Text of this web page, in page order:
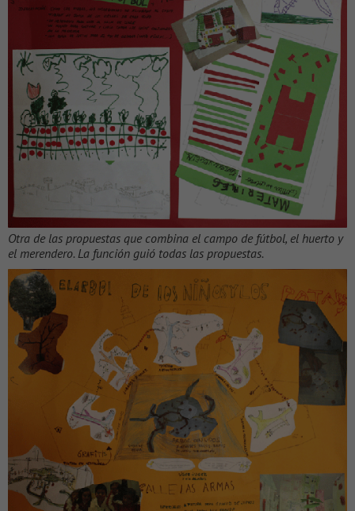
Otra de las propuestas que combina el campo de fútbol, el huerto y
el merendero. La función guió todas las propuestas.